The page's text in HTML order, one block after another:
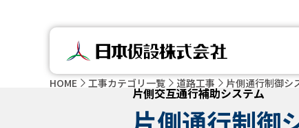
HOME 工事カテゴリ一覧 道路工事 片側通行制御シ
片側交互通行補助システム